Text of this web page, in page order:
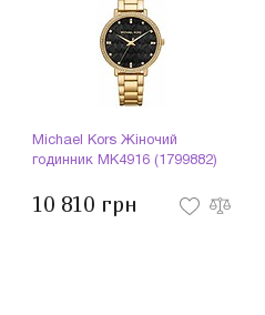
Michael Kors Жіночий
годинник MK4916 (1799882)
10 810 грн